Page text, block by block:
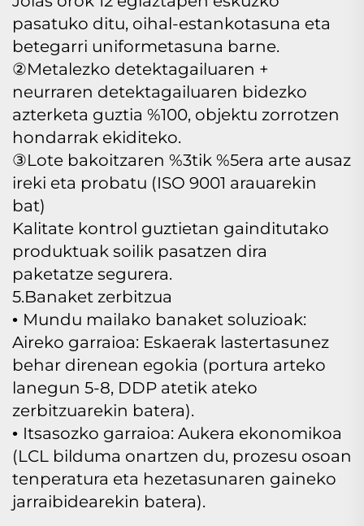
pasatuko ditu, oihal-estankotasuna eta
betegarri uniformetasuna barne.
②Metalezko detektagailuaren +
neurraren detektagailuaren bidezko
azterketa guztia %100, objektu zorrotzen
hondarrak ekiditeko.
③Lote bakoitzaren %3tik %5era arte ausaz
ireki eta probatu (ISO 9001 arauarekin
bat)
Kalitate kontrol guztietan gainditutako
produktuak soilik pasatzen dira
paketatze segurera.
5.Banaket zerbitzua
• Mundu mailako banaket soluzioak:
Aireko garraioa: Eskaerak lastertasunez
behar direnean egokia (portura arteko
lanegun 5-8, DDP atetik ateko
zerbitzuarekin batera).
• Itsasozko garraioa: Aukera ekonomikoa
(LCL bilduma onartzen du, prozesu osoan
tenperatura eta hezetasunaren gaineko
jarraibidearekin batera).